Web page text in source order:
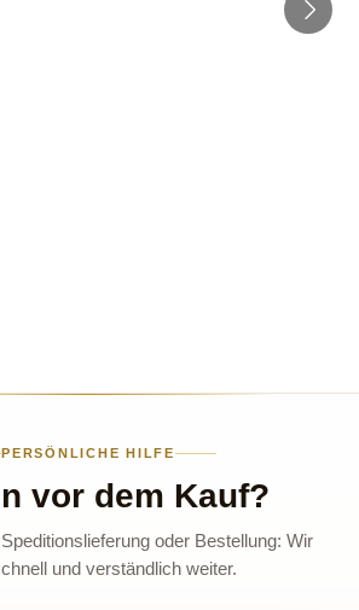
PERSÖNLICHE HILFE
vor dem Kauf?
oder Bestellung: Wir
und verständlich weiter.